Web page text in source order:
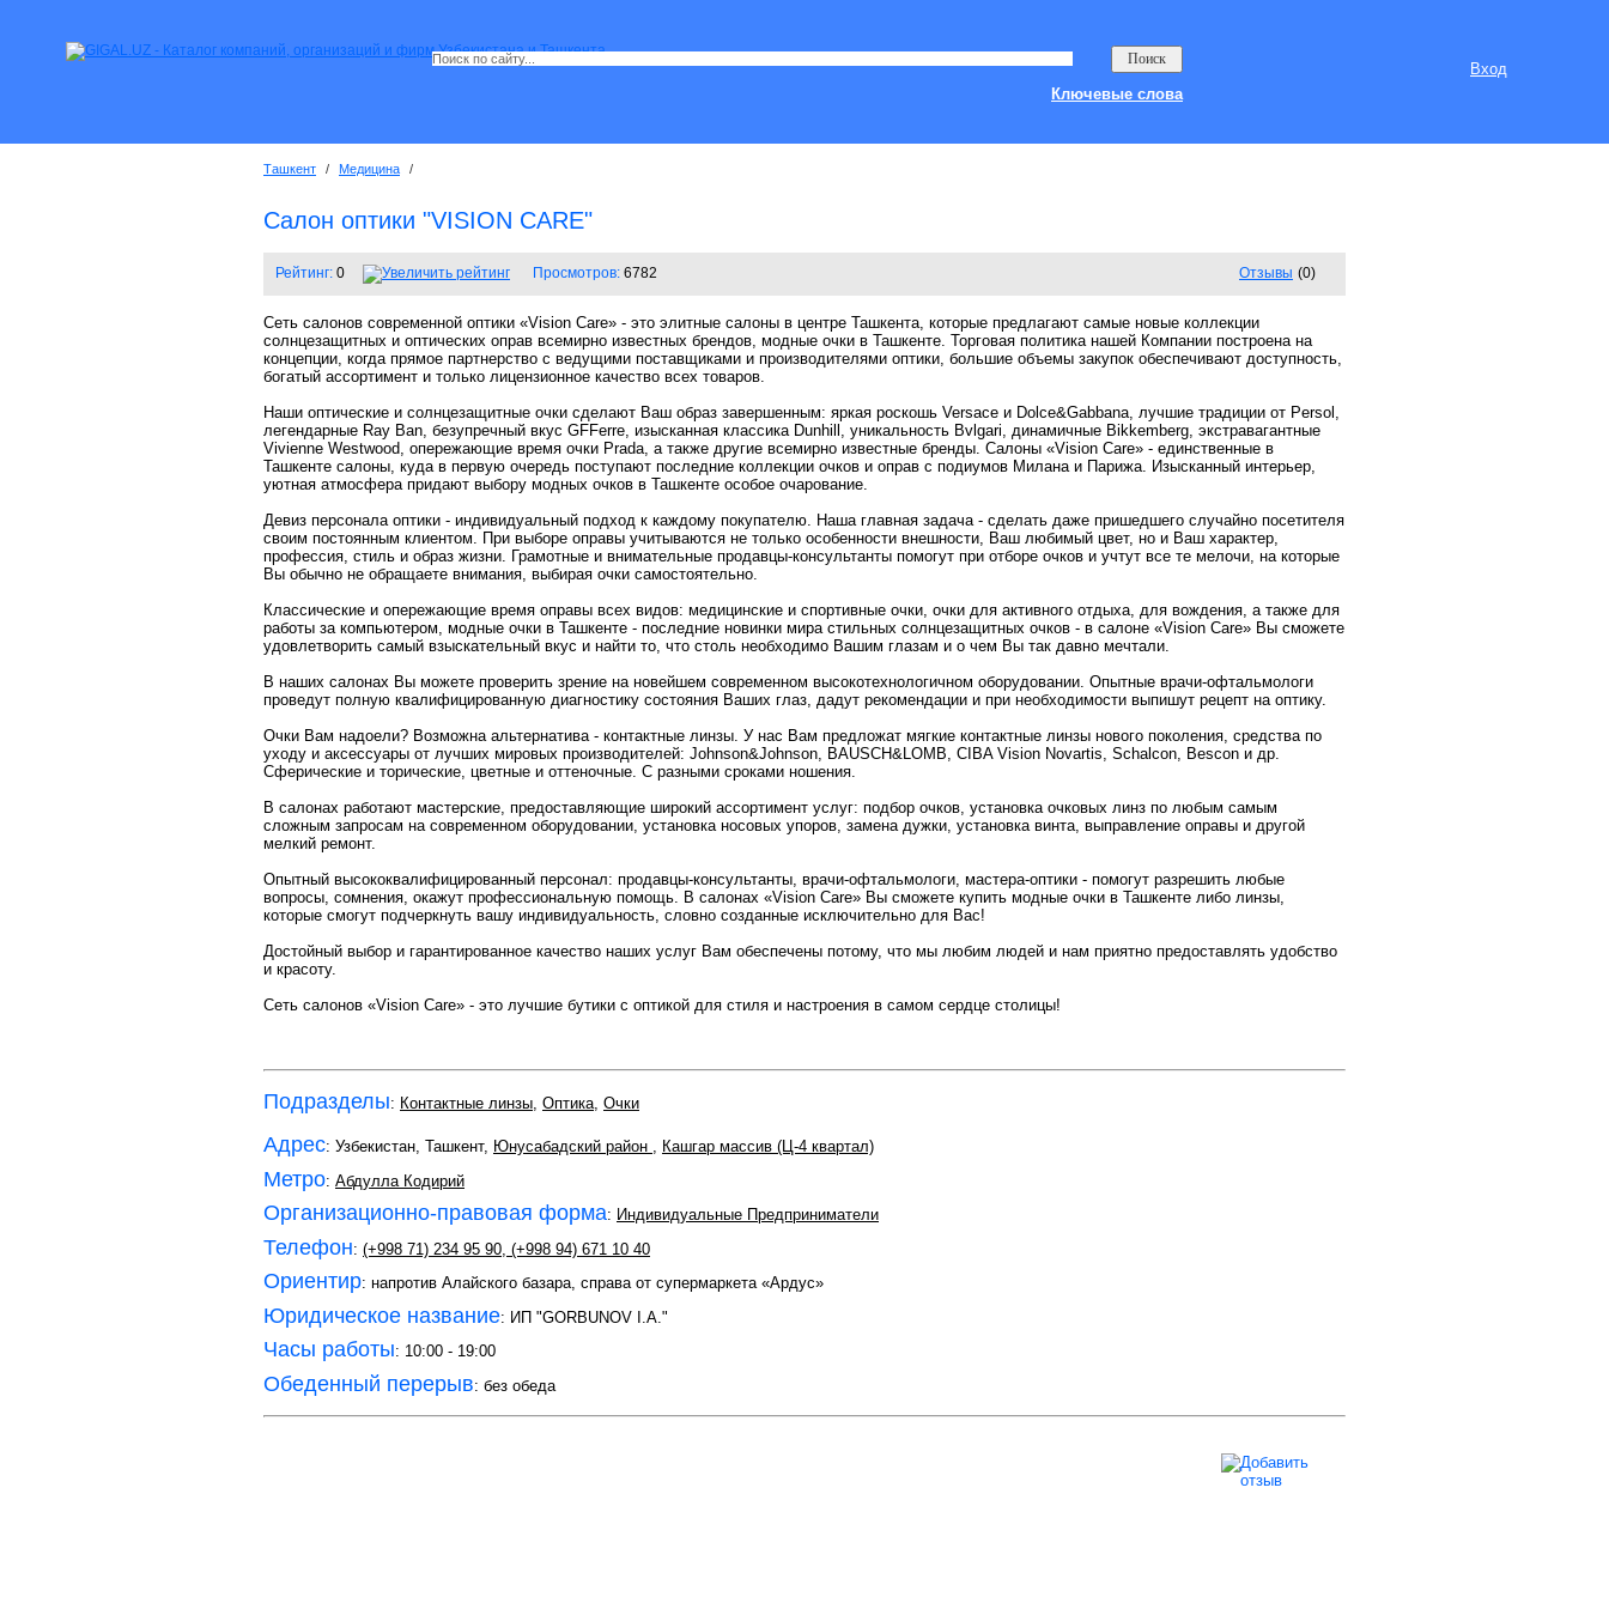
Вход
Ключевые слова
Ташкент / Медицина /
Салон оптики "VISION CARE"
Рейтинг: 0 Просмотров: 6782 Отзывы (0)
Сеть салонов современной оптики «Vision Care» - это элитные салоны в центре Ташкента, которые предлагают самые новые коллекции
солнцезащитных и оптических оправ всемирно известных брендов, модные очки в Ташкенте. Торговая политика нашей Компании построена на
концепции, когда прямое партнерство с ведущими поставщиками и производителями оптики, большие объемы закупок обеспечивают доступность,
богатый ассортимент и только лицензионное качество всех товаров.
Наши оптические и солнцезащитные очки сделают Ваш образ завершенным: яркая роскошь Versace и Dolce&Gabbana, лучшие традиции от Persol,
легендарные Ray Ban, безупречный вкус GFFerre, изысканная классика Dunhill, уникальность Bvlgari, динамичные Bikkemberg, экстравагантные
Vivienne Westwood, опережающие время очки Prada, а также другие всемирно известные бренды. Салоны «Vision Care» - единственные в
Ташкенте салоны, куда в первую очередь поступают последние коллекции очков и оправ с подиумов Милана и Парижа. Изысканный интерьер,
уютная атмосфера придают выбору модных очков в Ташкенте особое очарование.
Девиз персонала оптики - индивидуальный подход к каждому покупателю. Наша главная задача - сделать даже пришедшего случайно посетителя
своим постоянным клиентом. При выборе оправы учитываются не только особенности внешности, Ваш любимый цвет, но и Ваш характер,
профессия, стиль и образ жизни. Грамотные и внимательные продавцы-консультанты помогут при отборе очков и учтут все те мелочи, на которые
Вы обычно не обращаете внимания, выбирая очки самостоятельно.
Классические и опережающие время оправы всех видов: медицинские и спортивные очки, очки для активного отдыха, для вождения, а также для
работы за компьютером, модные очки в Ташкенте - последние новинки мира стильных солнцезащитных очков - в салоне «Vision Care» Вы сможете
удовлетворить самый взыскательный вкус и найти то, что столь необходимо Вашим глазам и о чем Вы так давно мечтали.
В наших салонах Вы можете проверить зрение на новейшем современном высокотехнологичном оборудовании. Опытные врачи-офтальмологи
проведут полную квалифицированную диагностику состояния Ваших глаз, дадут рекомендации и при необходимости выпишут рецепт на оптику.
Очки Вам надоели? Возможна альтернатива - контактные линзы. У нас Вам предложат мягкие контактные линзы нового поколения, средства по
уходу и аксессуары от лучших мировых производителей: Johnson&Johnson, BAUSCH&LOMB, CIBA Vision Novartis, Schalcon, Bescon и др.
Сферические и торические, цветные и оттеночные. С разными сроками ношения.
В салонах работают мастерские, предоставляющие широкий ассортимент услуг: подбор очков, установка очковых линз по любым самым
сложным запросам на современном оборудовании, установка носовых упоров, замена дужки, установка винта, выправление оправы и другой
мелкий ремонт.
Опытный высококвалифицированный персонал: продавцы-консультанты, врачи-офтальмологи, мастера-оптики - помогут разрешить любые
вопросы, сомнения, окажут профессиональную помощь. В салонах «Vision Care» Вы сможете купить модные очки в Ташкенте либо линзы,
которые смогут подчеркнуть вашу индивидуальность, словно созданные исключительно для Вас!
Достойный выбор и гарантированное качество наших услуг Вам обеспечены потому, что мы любим людей и нам приятно предоставлять удобство
и красоту.
Сеть салонов «Vision Care» - это лучшие бутики с оптикой для стиля и настроения в самом сердце столицы!
Подразделы: Контактные линзы, Оптика, Очки
Адрес: Узбекистан, Ташкент, Юнусабадский район , Кашгар массив (Ц-4 квартал)
Метро: Абдулла Кодирий
Организационно-правовая форма: Индивидуальные Предприниматели
Телефон: (+998 71) 234 95 90 (+998 94) 671 10 40
Ориентир: напротив Алайского базара, справа от супермаркета «Ардус»
Юридическое название: ИП "GORBUNOV I.A."
Часы работы: 10:00 - 19:00
Обеденный перерыв: без обеда